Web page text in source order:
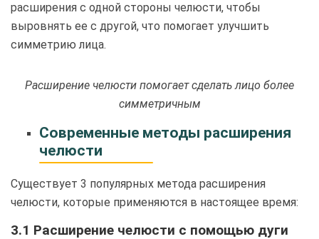
расширения с одной стороны челюсти, чтобы
выровнять ее с другой, что помогает улучшить
симметрию лица.
Расширение челюсти помогает сделать лицо более
симметричным
Современные методы расширения
челюсти
Существует 3 популярных метода расширения
челюсти, которые применяются в настоящее время:
3.1 Расширение челюсти с помощью дуги